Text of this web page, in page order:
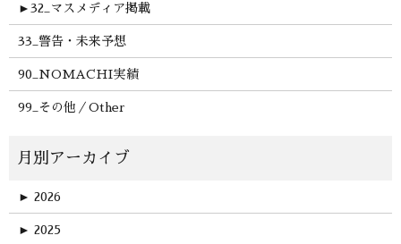
► 32_マスメディア掲載
33_警告・未来予想
90_NOMACHI実績
99_その他／Other
► 2026
► 2025